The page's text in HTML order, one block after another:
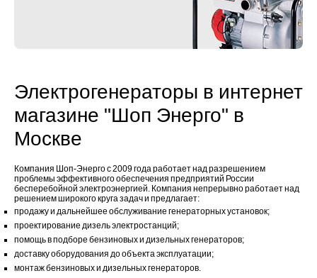
Электрогенераторы в интернет
магазине "Шоп Энерго" в
Москве
Компания Шоп-Энерго с 2009 года работает над разрешением
проблемы эффективного обеспечения предприятий России
бесперебойной электроэнергией. Компания непрерывно работает над
решением широкого круга задач и предлагает:
продажу и дальнейшее обслуживание генераторных установок;
проектирование дизель электростанций;
помощь в подборе бензиновых и дизельных генераторов;
доставку оборудования до объекта эксплуатации;
монтаж бензиновых и дизельных генераторов.